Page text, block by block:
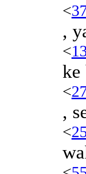
<
,
<
ke
<
,
<